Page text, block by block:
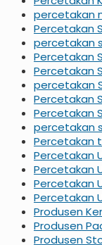
percetakan
Percetakan
percetakan
Percetakan
Percetakan
percetakan
Percetakan
Percetakan
percetakan
Percetakan
Percetakan
Percetakan
Percetakan
Percetakan
Produsen
Produsen
Produsen